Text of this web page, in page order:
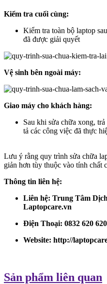
Kiểm tra cuối cùng:
Kiểm tra toàn bộ laptop
đã được giải quyết
Vệ sinh bên ngoài máy:
Giao máy cho khách hàng:
Sau khi sửa chữa xong,
tả các công việc đã thực
Lưu ý rằng quy trình sửa chữa
giản hơn tùy thuộc vào tính chất
Thông tin liên hệ:
Liên hệ: Trung Tâm
Laptopcare.vn
Điện Thoại: 0832 620
Website: http://
Sản phẩm liên quan